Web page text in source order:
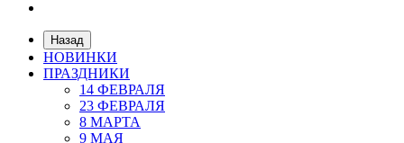
Назад
НОВИНКИ
ПРАЗДНИКИ
14 ФЕВРАЛЯ
23 ФЕВРАЛЯ
8 МАРТА
9 МАЯ